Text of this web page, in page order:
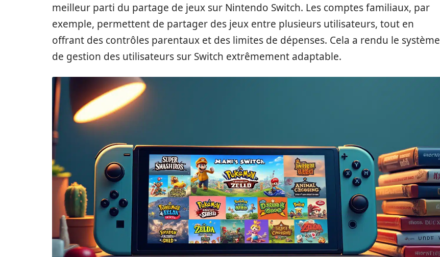
meilleur parti du partage de jeux sur Nintendo Switch. Les comptes familiaux, par
exemple, permettent de partager des jeux entre plusieurs utilisateurs, tout en
offrant des contrôles parentaux et des limites de dépenses. Cela a rendu le système
de gestion des utilisateurs sur Switch extrêmement adaptable.